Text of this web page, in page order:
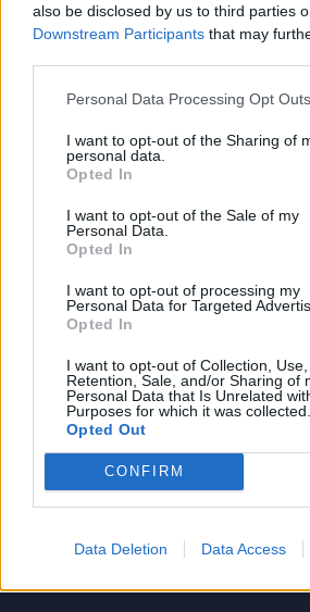
also be disclosed by us to third parties
Downstream Participants that may
Personal Data Processing Opt Outs
I want to opt-out of the Sharing of
personal data.
Opted In
I want to opt-out of the Sale of my
Personal Data.
Opted In
I want to opt-out of processing my
Personal Data for Targeted
Opted In
I want to opt-out of Collection, Use,
Retention, Sale, and/or Sharing of
Personal Data that Is Unrelated
Purposes for which it was collected.
Opted Out
CONFIRM
Data Deletion Data Access
1 2 3
Trending Comments
Este é um Porsche 911
13/03/2024
Vídeo – Tesla
13/05/2024
40 anos depois
31/07/2026
12/02/2024